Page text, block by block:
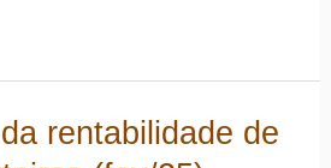
rentabilidade de